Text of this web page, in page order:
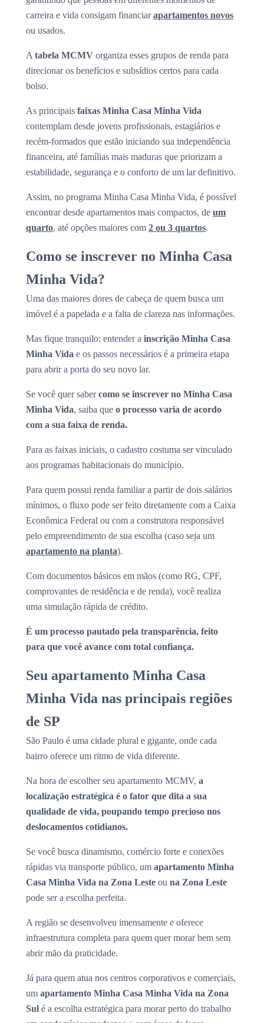
carreira e vida consigam financiarapartamentos novos
ou usados.
A tabela MCMV organiza esses grupos de renda para
direcionar os benefícios e subsídios certos para cada
bolso.
As principais faixas Minha Casa Minha Vida
contemplam desde jovens profissionais, estagiários e
recém-formados que estão iniciando sua independência
financeira, até famílias mais maduras que priorizam a
estabilidade, segurança e o conforto de um lar definitivo.
Assim, no programa Minha Casa Minha Vida, é possível
encontrar desde apartamentos mais compactos, de um
quarto, até opções maiores com 2 ou 3 quartos.
Como se inscrever no Minha Casa
Minha Vida?
Uma das maiores dores de cabeça de quem busca um
imóvel é a papelada e a falta de clareza nas informações.
Mas fique tranquilo: entender a inscrição Minha Casa
Minha Vida e os passos necessários é a primeira etapa
para abrir a porta do seu novo lar.
Se você quer sabercomo se inscrever no Minha Casa
Minha Vida, saiba que o processo varia de acordo
com a sua faixa de renda.
Para as faixas iniciais, o cadastro costuma ser vinculado
aos programas habitacionais do município.
Para quem possui renda familiar a partir de dois salários
mínimos, o fluxo pode ser feito diretamente com a Caixa
Econômica Federal ou com a construtora responsável
pelo empreendimento de sua escolha (caso seja um
apartamento na planta).
Com documentos básicos em mãos (como RG, CPF,
comprovantes de residência e de renda), você realiza
uma simulação rápida de crédito.
É um processo pautado pela transparência, feito
para que você avance com total confiança.
Seu apartamento Minha Casa
Minha Vida nas principais regiões
de SP
São Paulo é uma cidade plural e gigante, onde cada
bairro oferece um ritmo de vida diferente.
Na hora de escolher seu apartamento MCMV, a
localização estratégica é o fator que dita a sua
qualidade de vida, poupando tempo precioso nos
deslocamentos cotidianos.
Se você busca dinamismo, comércio forte e conexões
rápidas via transporte público, um apartamento Minha
Casa Minha Vida na Zona Leste ou na Zona Leste
pode ser a escolha perfeita.
A região se desenvolveu imensamente e oferece
infraestrutura completa para quem quer morar bem sem
abrir mão da praticidade.
Já para quem atua nos centros corporativos e comerciais,
um apartamento Minha Casa Minha Vida na Zona
Sul é a escolha estratégica para morar perto do trabalho